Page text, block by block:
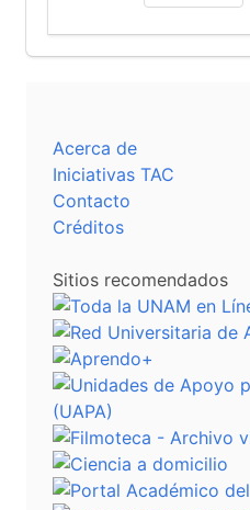
Acerca de
Iniciativas TAC
Contacto
Créditos
Sitios recomendados